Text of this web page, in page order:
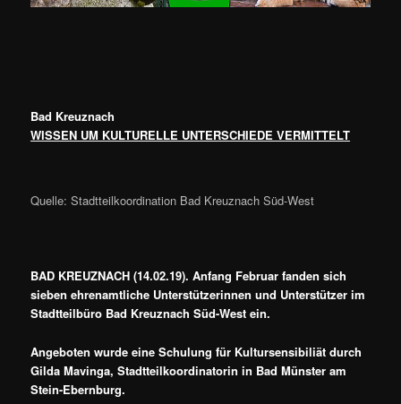
Bad Kreuznach
WISSEN UM KULTURELLE UNTERSCHIEDE VERMITTELT
Quelle: Stadtteilkoordination Bad Kreuznach Süd-West
BAD KREUZNACH (14.02.19). Anfang Februar fanden sich
sieben ehrenamtliche Unterstützerinnen und Unterstützer im
Stadtteilbüro Bad Kreuznach Süd-West ein.
Angeboten wurde eine Schulung für Kultursensibiliät durch
Gilda Mavinga, Stadtteilkoordinatorin in Bad Münster am
Stein-Ebernburg.